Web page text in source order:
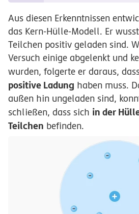
Aus diesen Erkenntnissen
das Kern-Hülle-Modell. Er
Teilchen positiv geladen sind.
Versuch einige abgelenkt und
wurden, folgerte er daraus,
positive Ladung haben muss.
außen hin ungeladen sind,
schließen, dass sich in der
Teilchen befinden.